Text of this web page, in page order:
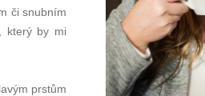
či snubním
který by mi
prstům